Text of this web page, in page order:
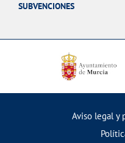
SUBVENCIONES
Aviso legal y